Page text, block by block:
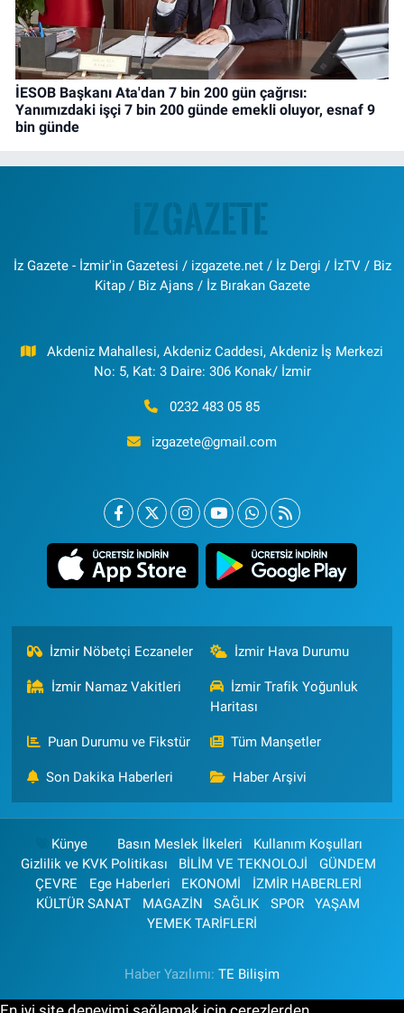
İESOB Başkanı Ata'dan 7 bin 200 gün çağrısı:
Yanımızdaki işçi 7 bin 200 günde emekli oluyor, esnaf 9
bin günde
İz Gazete - İzmir'in Gazetesi / izgazete.net / İz Dergi / İzTV / Biz
Kitap / Biz Ajans / İz Bırakan Gazete
Akdeniz Mahallesi, Akdeniz Caddesi, Akdeniz İş Merkezi
No: 5, Kat: 3 Daire: 306 Konak/ İzmir
0232 483 05 85
izgazete@gmail.com
İzmir Nöbetçi Eczaneler İzmir Hava Durumu
İzmir Namaz Vakitleri
İzmir Trafik Yoğunluk
Haritası
Puan Durumu ve Fikstür Tüm Manşetler
Son Dakika Haberleri Haber Arşivi
Künye Basın Meslek İlkeleri
Kullanım Koşulları
Gizlilik ve KVK Politikası
BİLİM VE TEKNOLOJİ
GÜNDEM
ÇEVRE
Ege Haberleri EKONOMİ
İZMİR HABERLERİ
KÜLTÜR SANAT
MAGAZİN SAĞLIK SPOR
YAŞAM
YEMEK TARİFLERİ
Haber Yazılımı: TE Bilişim